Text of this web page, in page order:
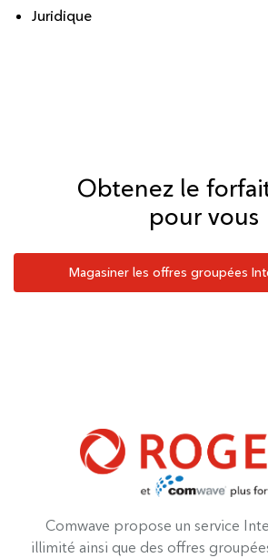
Juridique
Obtenez le
pour vous
Magasiner les offres groupées
Comwave propose un service
illimité ainsi que des offres